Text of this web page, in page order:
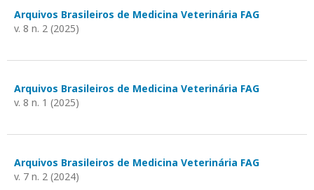
Arquivos Brasileiros de Medicina Veterinária FAG
v. 8 n. 2 (2025)
Arquivos Brasileiros de Medicina Veterinária FAG
v. 8 n. 1 (2025)
Arquivos Brasileiros de Medicina Veterinária FAG
v. 7 n. 2 (2024)